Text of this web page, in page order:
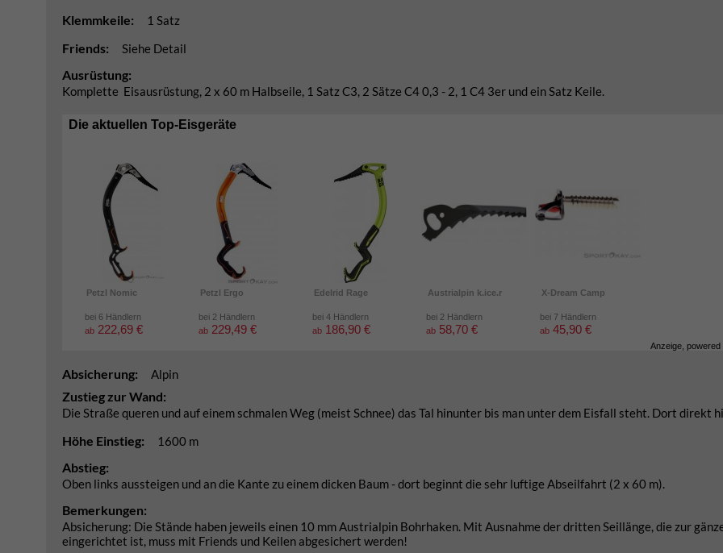
Klemmkeile: 1 Satz
Friends: Siehe Detail
Ausrüstung:
Komplette Eisausrüstung, 2 x 60 m Halbseile, 1 Satz C3, 2 Sätze C4 0,3 - 2, 1 C4 3er und ein Satz Keile.
Die aktuellen Top-Eisgeräte
Petzl Nomic
bei 6 Händlern
ab 222,69 €
Petzl Ergo
bei 2 Händlern
ab 229,49 €
Edelrid Rage
bei 4 Händlern
ab 186,90 €
Austrialpin k.ice.r
bei 2 Händlern
ab 58,70 €
X-Dream Camp
bei 7 Händlern
ab 45,90 €
Anzeige, powered
Absicherung: Alpin
Zustieg zur Wand:
Die Straße queren und auf einem schmalen Weg (meist Schnee) das Tal hinunter bis man unter dem Eisfall steht. Dort direkt
Höhe Einstieg: 1600 m
Abstieg:
Oben links aussteigen und an die Kante zu einem dicken Baum - dort beginnt die sehr luftige Abseilfahrt (2 x 60 m).
Bemerkungen:
Absicherung: Die Stände haben jeweils einen 10 mm Austrialpin Bohrhaken. Mit Ausnahme der dritten Seillänge, die zur
eingerichtet ist, muss mit Friends und Keilen abgesichert werden!